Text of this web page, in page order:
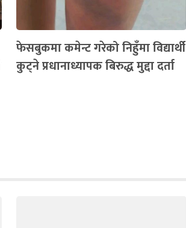
फेसबुकमा कमेन्ट गरेको निहुँमा विद्यार्थी
कुट्ने प्रधानाध्यापक बिरुद्ध मुद्दा दर्ता